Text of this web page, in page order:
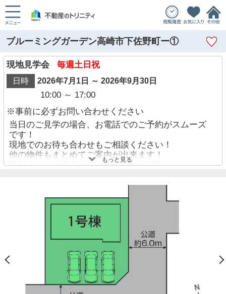
ブルーミングガーデン高崎市下佐野町ー①
現地見学会 毎週土日祝
日時 2026年7月1日 ～ 2026年9月30日
10:00 ～ 17:00
※事前に必ずお問い合わせください
当日のご見学の場合、お電話でのご予約がスムーズ
です！
現地でのお待ち合わせもご相談ください！
他の物件もまとめてご案内が出来ます！
住宅ローンに自信あり！迷わずご相談ください！
もっと見る